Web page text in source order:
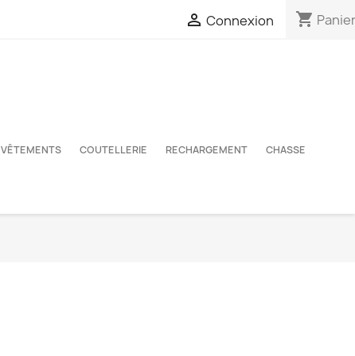
 Connexion shopping_cart
VÊTEMENTS COUTELLERIE RECHARGEMENT CHASSE